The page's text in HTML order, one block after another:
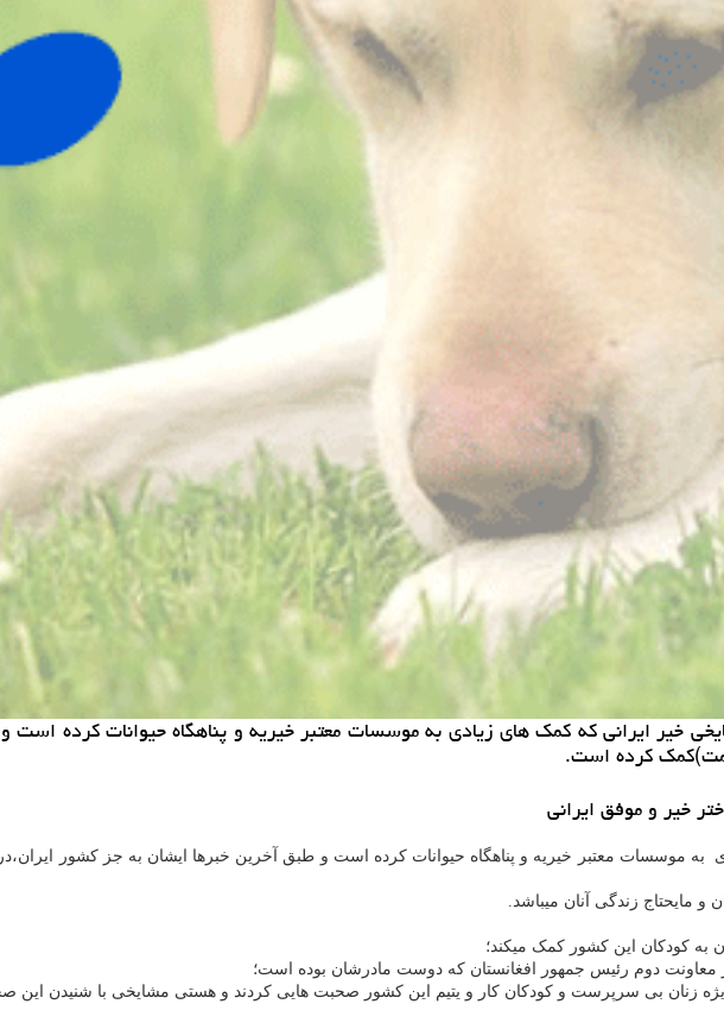
ایرانی كه كمك های زیادی به موسسات معتبر خیریه و پناهگاه حیوانات كرده است
كرده است.
خیر و موفق ایرانی
موسسات معتبر خیریه و پناهگاه حیوانات کرده است و طبق آخرین خبرها ایشان به جز کشور
مایحتاج زندگی آنان میباشد.
به کودکان این کشور کمک میکند؛
دوم رئیس جمهور افغانستان که دوست مادرشان بوده است؛
زنان بی سرپرست و کودکان کار و یتیم این کشور صحبت هایی کردند و هستی مشایخی با شنیدن این